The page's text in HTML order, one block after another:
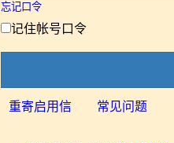
忘记口令
记住帐号口令
重寄启用信 常见问题